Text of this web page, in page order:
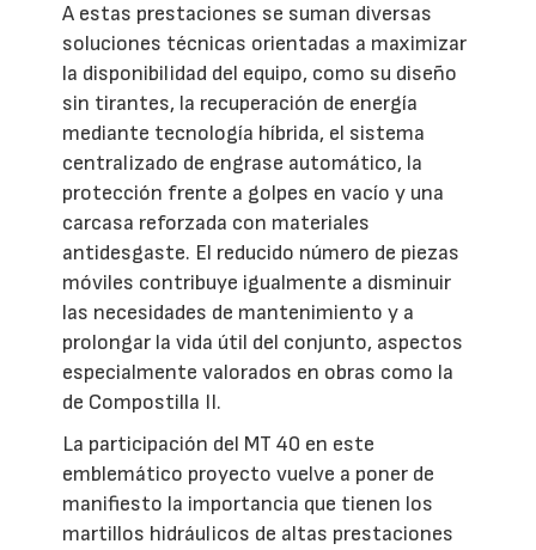
A estas prestaciones se suman diversas
soluciones técnicas orientadas a maximizar
la disponibilidad del equipo, como su diseño
sin tirantes, la recuperación de energía
mediante tecnología híbrida, el sistema
centralizado de engrase automático, la
protección frente a golpes en vacío y una
carcasa reforzada con materiales
antidesgaste. El reducido número de piezas
móviles contribuye igualmente a disminuir
las necesidades de mantenimiento y a
prolongar la vida útil del conjunto, aspectos
especialmente valorados en obras como la
de Compostilla II.
La participación del MT 40 en este
emblemático proyecto vuelve a poner de
manifiesto la importancia que tienen los
martillos hidráulicos de altas prestaciones